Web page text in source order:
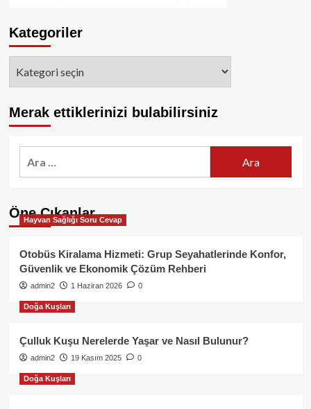
Kategoriler
Merak ettiklerinizi bulabilirsiniz
Öne Çıkanlar
Hayvan Sağlığı Soru Cevap
Otobüs Kiralama Hizmeti: Grup Seyahatlerinde Konfor,
Güvenlik ve Ekonomik Çözüm Rehberi
admin2 1 Haziran 2026 0
Doğa Kuşları
Çulluk Kuşu Nerelerde Yaşar ve Nasıl Bulunur?
admin2 19 Kasım 2025 0
Doğa Kuşları